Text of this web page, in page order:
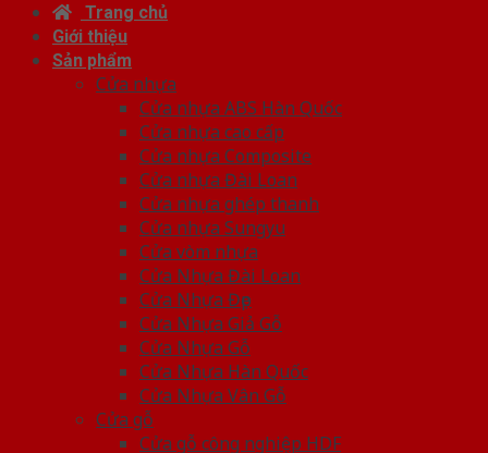
Trang chủ
Giới thiệu
Sản phẩm
Cửa nhựa
Cửa nhựa ABS Hàn Quốc
Cửa nhựa cao cấp
Cửa nhựa Composite
Cửa nhựa Đài Loan
Cửa nhựa ghép thanh
Cửa nhựa Sungyu
Cửa vòm nhựa
Cửa Nhựa Đài Loan
Cửa Nhựa Đẹp
Cửa Nhựa Giả Gỗ
Cửa Nhựa Gỗ
Cửa Nhựa Hàn Quốc
Cửa Nhựa Vân Gỗ
Cửa gỗ
Cửa gỗ công nghiệp HDF